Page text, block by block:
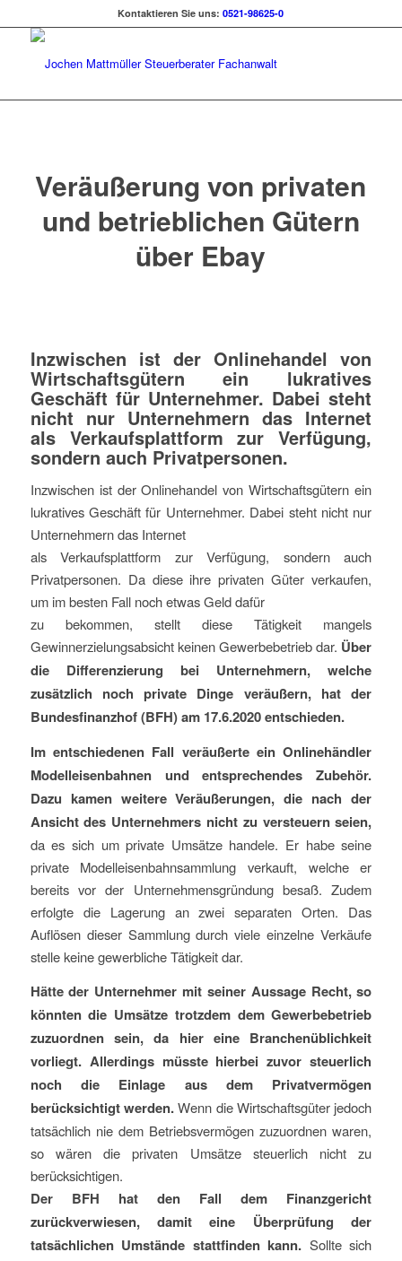
Kontaktieren Sie uns:0521-98625-0
Veräußerung von privaten
und betrieblichen Gütern
über Ebay
Inzwischen ist der Onlinehandel von
Wirtschaftsgütern ein lukratives
Geschäft für Unternehmer. Dabei steht
nicht nur Unternehmern das Internet
als Verkaufsplattform zur Verfügung,
sondern auch Privatpersonen.
Inzwischen ist der Onlinehandel von Wirtschaftsgütern ein
lukratives Geschäft für Unternehmer. Dabei steht nicht nur
Unternehmern das Internet
als Verkaufsplattform zur Verfügung, sondern auch
Privatpersonen. Da diese ihre privaten Güter verkaufen,
um im besten Fall noch etwas Geld dafür
zu bekommen, stellt diese Tätigkeit mangels
Gewinnerzielungsabsicht keinen Gewerbebetrieb dar. Über
die Differenzierung bei Unternehmern, welche
zusätzlich noch private Dinge veräußern, hat der
Bundesﬁnanzhof (BFH) am 17.6.2020 entschieden.
Im entschiedenen Fall veräußerte ein Onlinehändler
Modelleisenbahnen und entsprechendes Zubehör.
Dazu kamen weitere Veräußerungen, die nach der
Ansicht des Unternehmers nicht zu versteuern seien,
da es sich um private Umsätze handele. Er habe seine
private Modelleisenbahnsammlung verkauft, welche er
bereits vor der Unternehmensgründung besaß. Zudem
erfolgte die Lagerung an zwei separaten Orten. Das
Auﬂösen dieser Sammlung durch viele einzelne Verkäufe
stelle keine gewerbliche Tätigkeit dar.
Hätte der Unternehmer mit seiner Aussage Recht, so
könnten die Umsätze trotzdem dem Gewerbebetrieb
zuzuordnen sein, da hier eine Branchenüblichkeit
vorliegt. Allerdings müsste hierbei zuvor steuerlich
noch die Einlage aus dem Privatvermögen
berücksichtigt werden.Wenn die Wirtschaftsgüter jedoch
tatsächlich nie dem Betriebsvermögen zuzuordnen waren,
so wären die privaten Umsätze steuerlich nicht zu
berücksichtigen.
Der BFH hat den Fall dem Finanzgericht
zurückverwiesen, damit eine Überprüfung der
tatsächlichen Umstände stattﬁnden kann. Sollte sich